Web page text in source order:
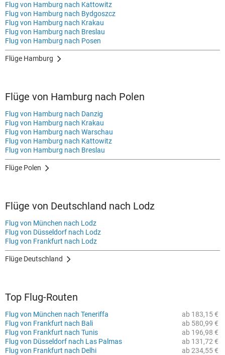
Flug von Hamburg nach Kattowitz
Flug von Hamburg nach Bydgoszcz
Flug von Hamburg nach Krakau
Flug von Hamburg nach Breslau
Flug von Hamburg nach Posen
Flüge Hamburg
Flüge von Hamburg nach Polen
Flug von Hamburg nach Danzig
Flug von Hamburg nach Krakau
Flug von Hamburg nach Warschau
Flug von Hamburg nach Kattowitz
Flug von Hamburg nach Breslau
Flüge Polen
Flüge von Deutschland nach Lodz
Flug von München nach Lodz
Flug von Düsseldorf nach Lodz
Flug von Frankfurt nach Lodz
Flüge Deutschland
Top Flug-Routen
ab 183,15 €
Flug von München nach Teneriffa
ab 580,99 €
Flug von Frankfurt nach Bali
ab 196,98 €
Flug von Frankfurt nach Tunis
ab 131,72 €
Flug von Düsseldorf nach Las Palmas
ab 234,55 €
Flug von Frankfurt nach Delhi